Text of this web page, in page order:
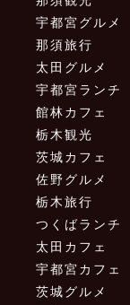
宇都宮グルメ
那須旅行
太田グルメ
宇都宮ランチ
館林カフェ
栃木観光
茨城カフェ
佐野グルメ
栃木旅行
つくばランチ
太田カフェ
宇都宮カフェ
茨城グルメ